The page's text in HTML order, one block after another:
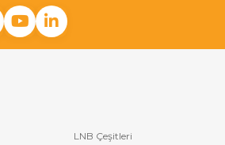
LNB Çeşitleri